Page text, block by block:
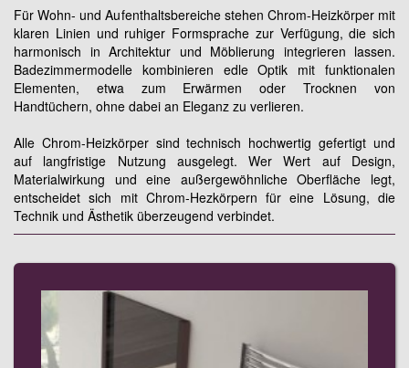
Für Wohn- und Aufenthaltsbereiche stehen Chrom-Heizkörper mit
klaren Linien und ruhiger Formsprache zur Verfügung, die sich
harmonisch in Architektur und Möblierung integrieren lassen.
Badezimmermodelle kombinieren edle Optik mit funktionalen
Elementen, etwa zum Erwärmen oder Trocknen von
Handtüchern, ohne dabei an Eleganz zu verlieren.
Alle Chrom-Heizkörper sind technisch hochwertig gefertigt und
auf langfristige Nutzung ausgelegt. Wer Wert auf Design,
Materialwirkung und eine außergewöhnliche Oberfläche legt,
entscheidet sich mit Chrom-Hezkörpern für eine Lösung, die
Technik und Ästhetik überzeugend verbindet.